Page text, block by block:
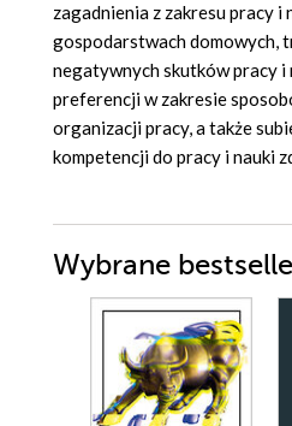
zagadnienia z zakresu pracy i
gospodarstwach domowych,
negatywnych skutków pracy i
preferencji w zakresie
organizacji pracy, a także
kompetencji do pracy i nauki
Wybrane